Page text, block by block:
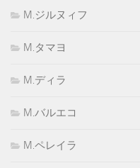
M.ジルヌィフ
M.タマヨ
M.ディラ
M.バルエコ
M.ペレイラ